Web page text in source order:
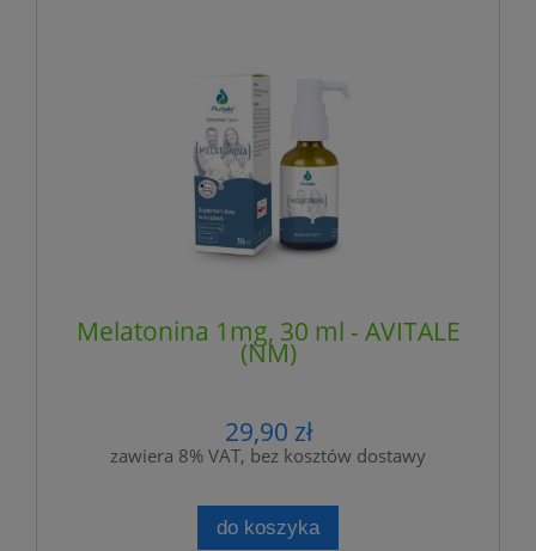
Melatonina 1mg, 30 ml - AVITALE
(NM)
29,90 zł
zawiera 8% VAT, bez kosztów dostawy
do koszyka